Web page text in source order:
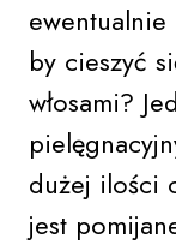
ewentualnie
by cieszyć
włosami?
dużej ilości
jest